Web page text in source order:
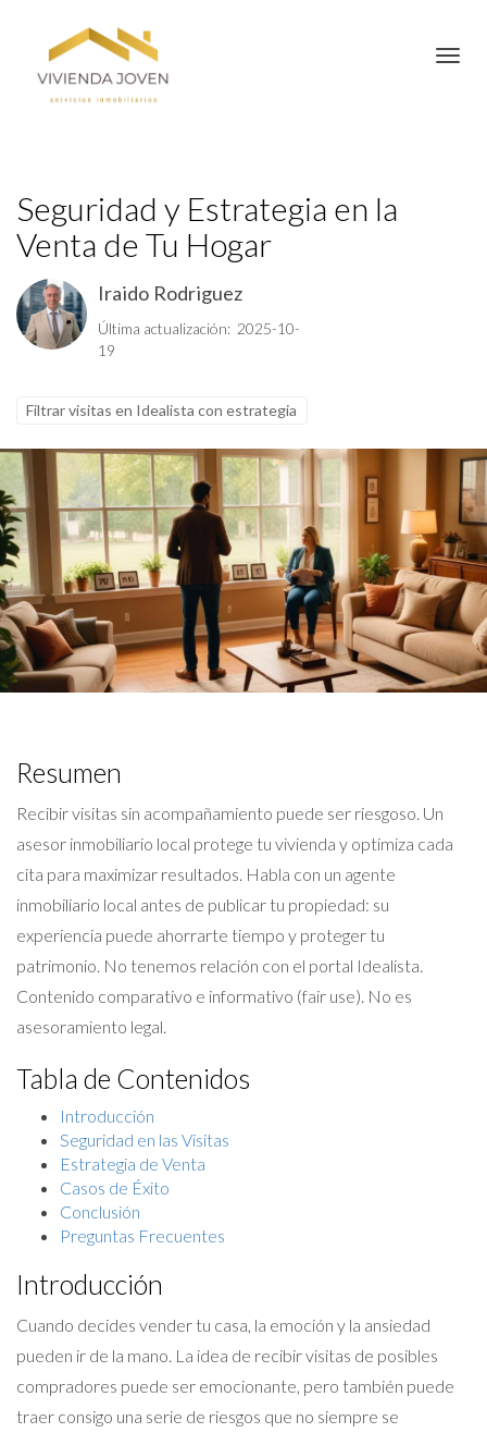
Seguridad y Estrategia en la
Venta de Tu Hogar
Iraido Rodriguez
Última actualización: 2025-10-
19
Filtrar visitas en Idealista con estrategia
Resumen
Recibir visitas sin acompañamiento puede ser riesgoso. Un
asesor inmobiliario local protege tu vivienda y optimiza cada
cita para maximizar resultados. Habla con un agente
inmobiliario local antes de publicar tu propiedad: su
experiencia puede ahorrarte tiempo y proteger tu
patrimonio. No tenemos relación con el portal Idealista.
Contenido comparativo e informativo (fair use). No es
asesoramiento legal.
Tabla de Contenidos
Introducción
Seguridad en las Visitas
Estrategia de Venta
Casos de Éxito
Conclusión
Preguntas Frecuentes
Introducción
Cuando decides vender tu casa, la emoción y la ansiedad
pueden ir de la mano. La idea de recibir visitas de posibles
compradores puede ser emocionante, pero también puede
traer consigo una serie de riesgos que no siempre se